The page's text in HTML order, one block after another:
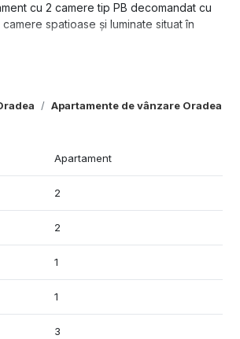
Apartamente de vânzare Oradea
cu 2 camere tip PB decomandat cu
spatioase și luminate situat în
centre comerciale, școli, grădinițe,
bucǎtǎrie , living, 1 dormitor, baie,
61 mp.
mobilat,utilat
Negociabil
Apartament
2
2
1
1
3